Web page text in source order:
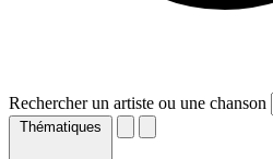
Rechercher un artiste ou une chanson
Thématiques